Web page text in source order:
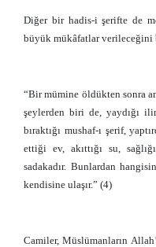
Diğer bir hadis-i şerifte de
büyük mükâfatlar verileceğini
“Bir mümine öldükten sonra
şeylerden biri de, yaydığı
bıraktığı mushaf-ı şerif,
ettiği ev, akıttığı su,
sadakadır. Bunlardan
kendisine ulaşır.” (4)
Camiler, Müslümanların